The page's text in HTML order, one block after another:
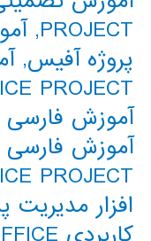
PROJECT
,
پروژه آفیس,
PROJECT
آموزش فارسی
PROJECT
افزار مدیریت